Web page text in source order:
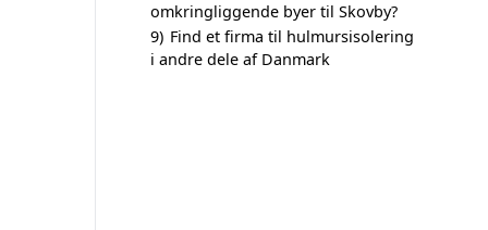
omkringliggende byer til Skovby?
9) Find et firma til hulmursisolering
i andre dele af Danmark